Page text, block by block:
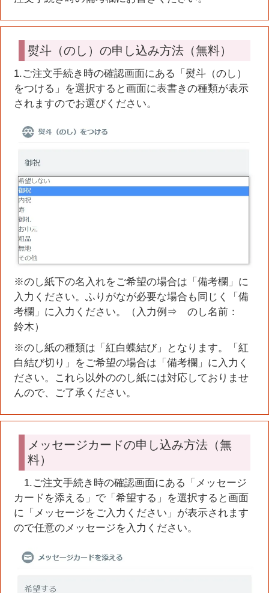
熨斗（のし）の申し込み方法（無料）
1.ご注文手続き時の確認画面にある「熨斗（のし）
をつける」を選択すると画面に表書きの種類が表示
されますのでお選びください。
※のし紙下の名入れをご希望の場合は「備考欄」に
入力ください。ふりがなが必要な場合も同じく「備
考欄」に入力ください。（入力例⇒ のし名前：
鈴木）
※のし紙の種類は「紅白蝶結び」となります。「紅
白結び切り」をご希望の場合は「備考欄」に入力く
ださい。これら以外ののし紙には対応しておりませ
んので、ご了承ください。
メッセージカードの申し込み方法（無
料）
1.ご注文手続き時の確認画面にある「メッセージ
カードを添える」で「希望する」を選択すると画面
に「メッセージをご入力ください」が表示されます
ので任意のメッセージを入力ください。